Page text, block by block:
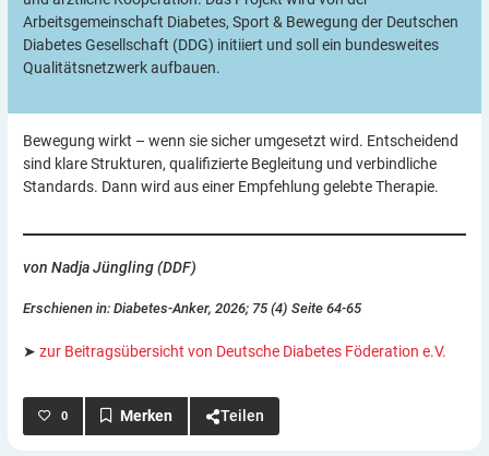
Arbeitsgemeinschaft Diabetes, Sport & Bewegung der Deutschen
Diabetes Gesellschaft (DDG) initiiert und soll ein bundesweites
Qualitätsnetzwerk aufbauen.
Bewegung wirkt – wenn sie sicher umgesetzt wird. Entscheidend
sind klare Strukturen, qualifizierte Begleitung und verbindliche
Standards. Dann wird aus einer Empfehlung gelebte Therapie.
von Nadja Jüngling (DDF)
Erschienen in: Diabetes-Anker, 2026; 75 (4) Seite 64-65
➤ zur Beitragsübersicht von Deutsche Diabetes Föderation e.V.
0 Teilen